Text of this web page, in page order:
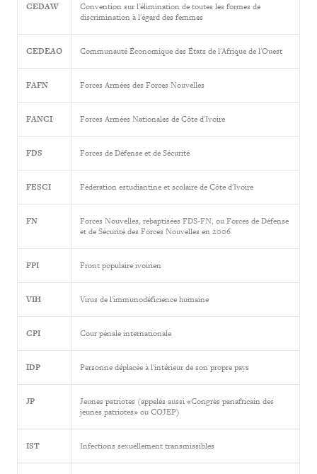
CEDAW
Convention sur l'élimination de toutes les formes de
discrimination à l'égard des femmes
CEDEAO Communauté Économique des États de l'Afrique de l'Ouest
FAFN Forces Armées des Forces Nouvelles
FANCI Forces Armées Nationales de Côte d'Ivoire
FDS Forces de Défense et de Sécurité
FESCI Fédération estudiantine et scolaire de Côte d'Ivoire
FN
Forces Nouvelles, rebaptisées FDS-FN, ou Forces de Défense
et de Sécurité des Forces Nouvelles en 2006
FPI Front populaire ivoirien
VIH Virus de l'immunodéficience humaine
CPI Cour pénale internationale
IDP Personne déplacée à l'intérieur de son propre pays
JP
Jeunes patriotes (appelés aussi «Congrès panafricain des
jeunes patriotes» ou COJEP)
IST Infections sexuellement transmissibles